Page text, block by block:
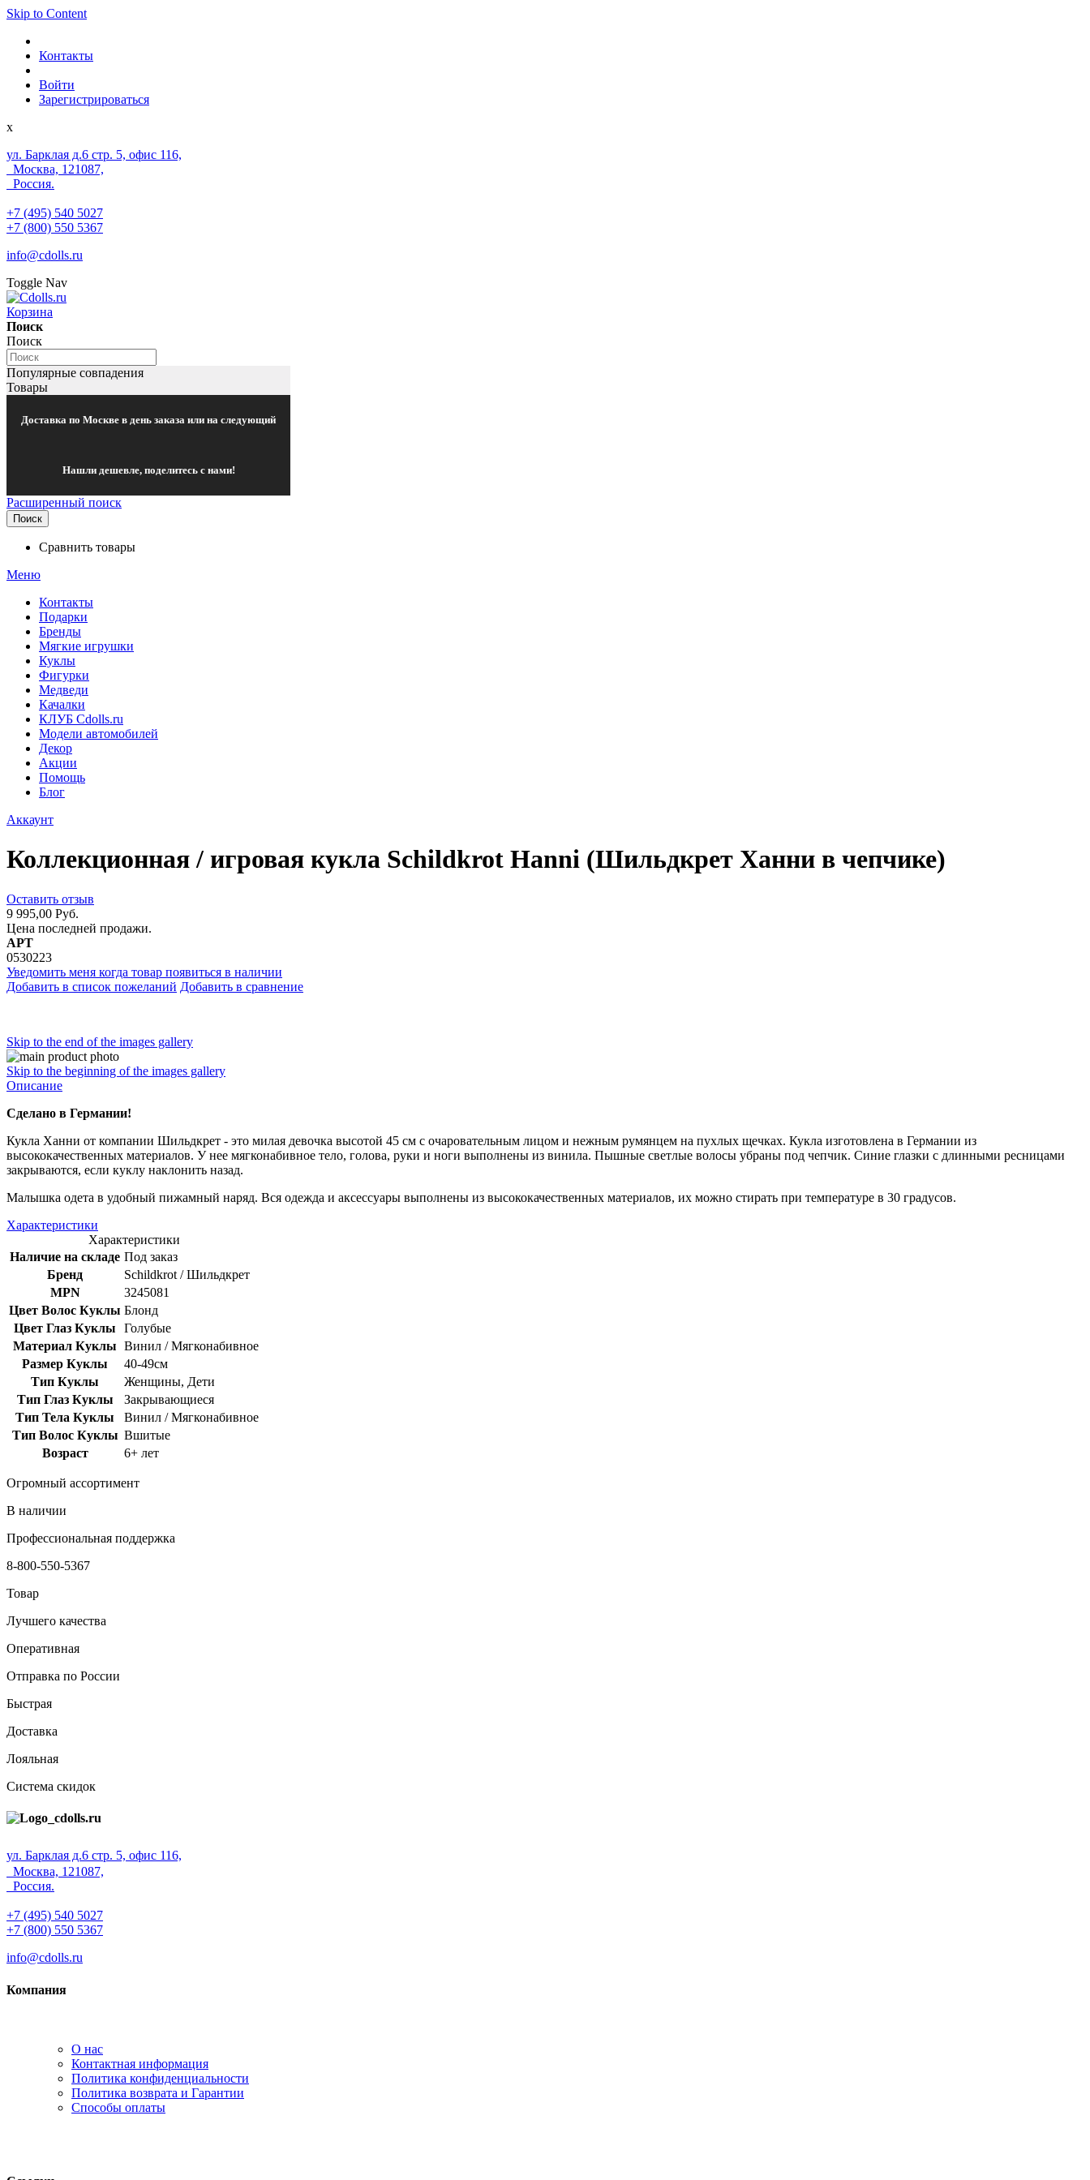
Skip to Content
Контакты
Войти
Зарегистрироваться
x
ул. Барклая д.6 стр. 5, офис 116,
Москва, 121087,
Россия.
+7 (495) 540 5027
+7 (800) 550 5367
info@cdolls.ru
Toggle Nav
Корзина
Поиск
Поиск
Популярные совпадения
Товары
Доставка по Москве в день заказа или на следующий
Нашли дешевле, поделитесь с нами!
Расширенный поиск
Поиск
Сравнить товары
Меню
Контакты
Подарки
Бренды
Мягкие игрушки
Куклы
Фигурки
Медведи
Качалки
КЛУБ Cdolls.ru
Модели автомобилей
Декор
Акции
Помощь
Блог
Аккаунт
Коллекционная / игровая кукла Schildkrot Hanni (Шильдкрет Ханни в чепчике)
Оставить отзыв
9 995,00 Руб.
Цена последней продажи.
АРТ
0530223
Уведомить меня когда товар появиться в наличии
Добавить в список пожеланий Добавить в сравнение
Skip to the end of the images gallery
Skip to the beginning of the images gallery
Описание
Сделано в Германии!
Кукла Ханни от компании Шильдкрет - это милая девочка высотой 45 см с очаровательным лицом и нежным румянцем на пухлых щечках. Кукла изготовлена в Германии из
высококачественных материалов. У нее мягконабивное тело, голова, руки и ноги выполнены из винила. Пышные светлые волосы убраны под чепчик. Синие глазки c длинными ресницами
закрываются, если куклу наклонить назад.
Малышка одета в удобный пижамный наряд. Вся одежда и аксессуары выполнены из высококачественных материалов, их можно стирать при температуре в 30 градусов.
Характеристики
Характеристики
Наличие на складе Под заказ
Бренд
Schildkrot / Шильдкрет
MPN
3245081
Цвет Волос Куклы Блонд
Цвет Глаз Куклы
Голубые
Материал Куклы Винил / Мягконабивное
Размер Куклы
40-49см
Тип Куклы
Женщины, Дети
Тип Глаз Куклы
Закрывающиеся
Тип Тела Куклы
Винил / Мягконабивное
Тип Волос Куклы Вшитые
Возраст
6+ лет
Огромный ассортимент
В наличии
Профессиональная поддержка
8-800-550-5367
Товар
Лучшего качества
Оперативная
Отправка по России
Быстрая
Доставка
Лояльная
Система скидок
ул. Барклая д.6 стр. 5, офис 116,
Москва, 121087,
Россия.
+7 (495) 540 5027
+7 (800) 550 5367
info@cdolls.ru
Компания
О нас
Контактная информация
Политика конфиденциальности
Политика возврата и Гарантии
Способы оплаты